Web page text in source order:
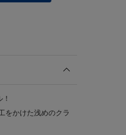
をかけた浅めのクラ